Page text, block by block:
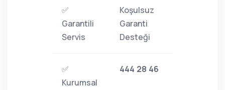
✅
Garantili
Servis
Koşulsuz
Garanti
Desteği
✅
Kurumsal
444 28 46